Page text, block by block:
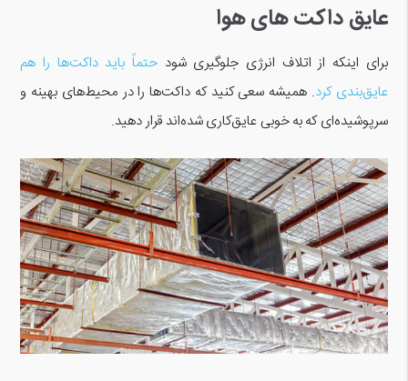
عایق داکت های هوا
برای اینکه از اتلاف انرژی جلوگیری شود حتماً باید داکت‌ها را هم
عایق‌بندی کرد. همیشه سعی کنید که داکت‌ها را در محیط‌های بهینه و
سرپوشیده‌ای که به خوبی عایق‌کاری شده‌اند قرار دهید.